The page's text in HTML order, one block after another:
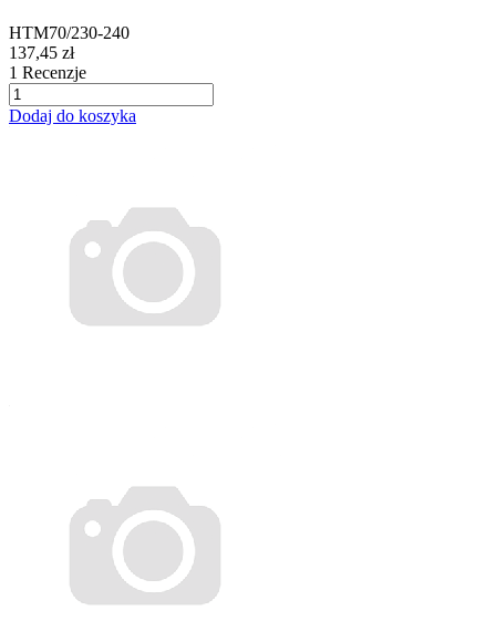
HTM70/230-240
137,45 zł
1 Recenzje
Dodaj do koszyka